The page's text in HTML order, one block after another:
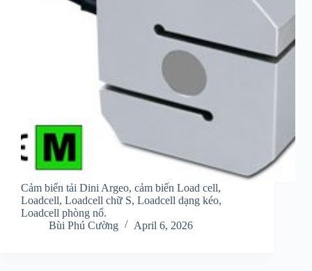
Cảm biến tải Dini Argeo, cảm biến Load cell,
Loadcell, Loadcell chữ S, Loadcell dạng kéo,
Loadcell phòng nổ.
Bùi Phú Cường
April 6, 2026